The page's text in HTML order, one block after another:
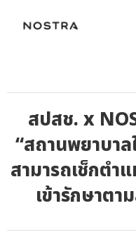
สปสช. x
“สถานพยาบา
สามารถเช็กตำ
เข้ารักษาตา